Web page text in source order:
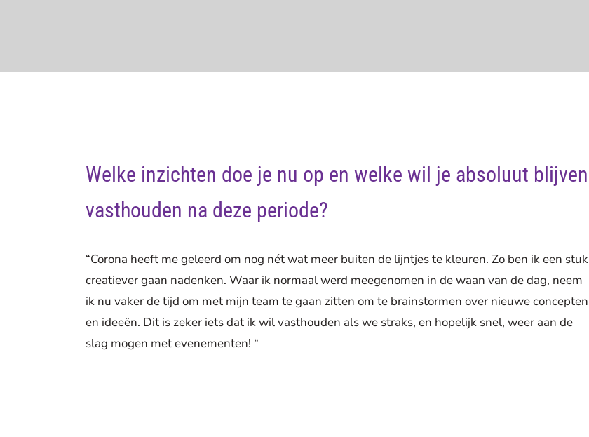
Welke inzichten doe je nu op en welke wil je absoluut blijven
vasthouden na deze periode?
“Corona heeft me geleerd om nog nét wat meer buiten de lijntjes te kleuren. Zo ben ik een stuk
creatiever gaan nadenken. Waar ik normaal werd meegenomen in de waan van de dag, neem
ik nu vaker de tijd om met mijn team te gaan zitten om te brainstormen over nieuwe concepten
en ideeën. Dit is zeker iets dat ik wil vasthouden als we straks, en hopelijk snel, weer aan de
slag mogen met evenementen! “